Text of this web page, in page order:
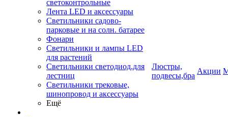
светоконтрольные
Лента LED и аксессуары
Светильники садово-
парковые и на солн. батарее
Фонари
Светильники и лампы LED
для растений
Светильники светодиод.для
лестниц
Светильники трековые,
шинопровод и аксессуары
Ещё
Люстры,
подвесы,бра
Акции